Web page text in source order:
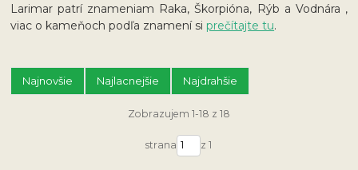
Larimar patrí znameniam Raka, Škorpióna, Rýb a Vodnára ,
viac o kameňoch podľa znamení siprečítajte tu.
Najnovšie Najlacnejšie Najdrahšie
Zobrazujem 1-18 z 18
strana z 1